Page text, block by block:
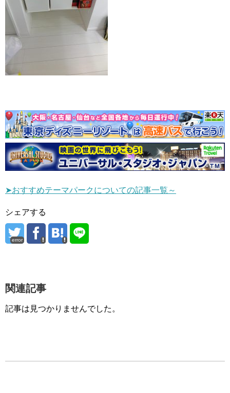
➤おすすめテーマパークについての記事一覧～
シェアする
error
関連記事
記事は見つかりませんでした。